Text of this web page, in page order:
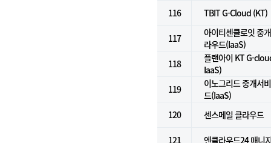
116
TBIT G-Cloud (KT)
117
아이티센클로잇 중
라우드(IaaS)
118
플랜아이 KT G-
IaaS)
119
이노그리드 중개서
드(IaaS)
120
센스메일 클라우드
121 엔클라우드24 매니